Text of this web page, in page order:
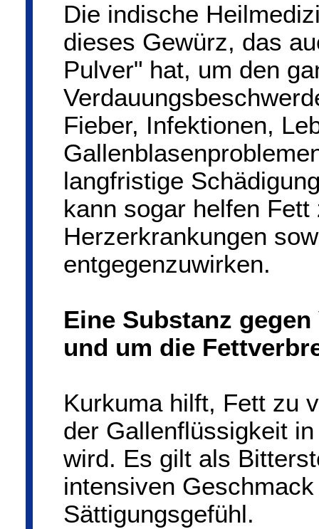
Die indische
dieses Gewürz, das
Pulver" hat, um den
Fieber, Infektionen,
langfristige
kann sogar helfen
Herzerkrankungen
entgegenzuwirken.
Eine Substanz
und um die
Kurkuma hilft, Fett zu
der Gallenflüssigkeit
wird. Es gilt als
intensiven
Sättigungsgefühl.